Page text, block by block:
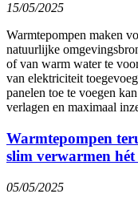
15/05/2025
Warmtepompen maken
natuurlijke
of van warm water te
van elektriciteit
panelen toe te voegen
verlagen en maximaal
Warmtepompen
slim verwarmen
05/05/2025